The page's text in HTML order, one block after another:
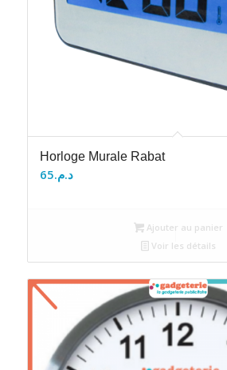
Horloge Murale Rabat
د.م.65
Ajouter au panier
Voir les détails